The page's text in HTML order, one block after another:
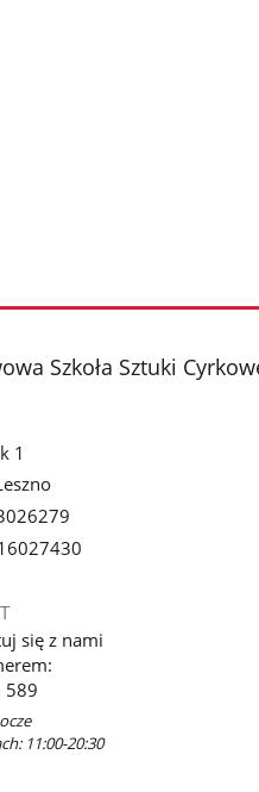
Szkoła Sztuki
1
się z nami
589
11:00-20:30